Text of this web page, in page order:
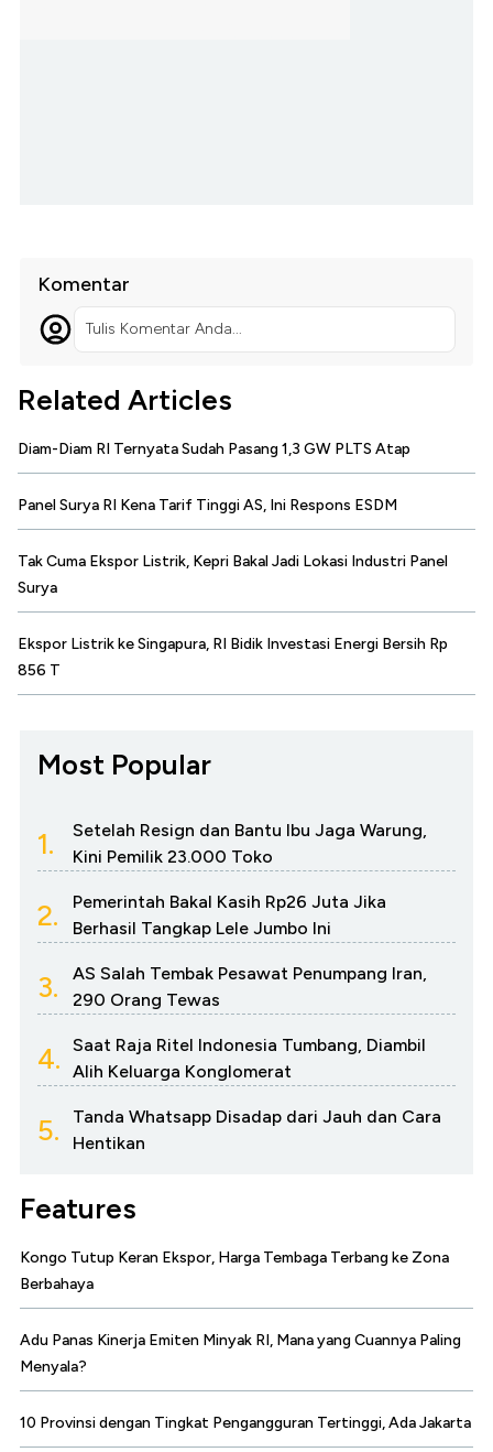
Komentar
Tulis Komentar Anda...
Related Articles
Diam-Diam RI Ternyata Sudah Pasang 1,3 GW PLTS Atap
Panel Surya RI Kena Tarif Tinggi AS, Ini Respons ESDM
Tak Cuma Ekspor Listrik, Kepri Bakal Jadi Lokasi Industri Panel
Surya
Ekspor Listrik ke Singapura, RI Bidik Investasi Energi Bersih Rp
856 T
Most Popular
1.
Setelah Resign dan Bantu Ibu Jaga Warung,
Kini Pemilik 23.000 Toko
2.
Pemerintah Bakal Kasih Rp26 Juta Jika
Berhasil Tangkap Lele Jumbo Ini
3.
AS Salah Tembak Pesawat Penumpang Iran,
290 Orang Tewas
4.
Saat Raja Ritel Indonesia Tumbang, Diambil
Alih Keluarga Konglomerat
5.
Tanda Whatsapp Disadap dari Jauh dan Cara
Hentikan
Features
Kongo Tutup Keran Ekspor, Harga Tembaga Terbang ke Zona
Berbahaya
Adu Panas Kinerja Emiten Minyak RI, Mana yang Cuannya Paling
Menyala?
10 Provinsi dengan Tingkat Pengangguran Tertinggi, Ada Jakarta